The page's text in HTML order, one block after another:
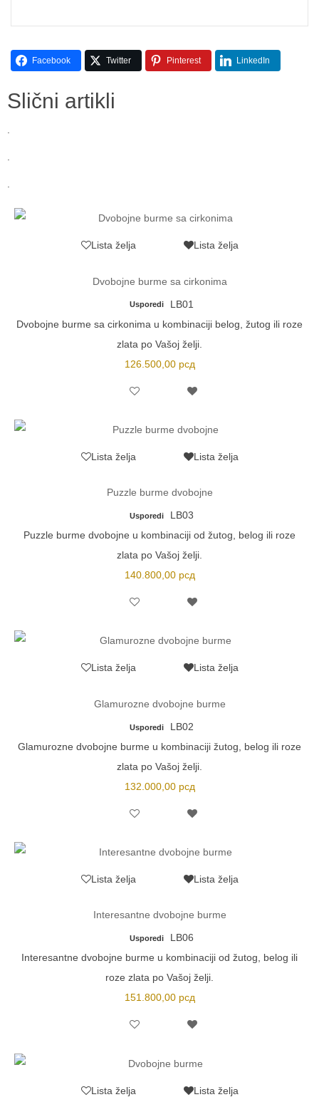
Facebook Twitter Pinterest LinkedIn
Slični artikli
.
.
.
Lista želja Lista želja
Dvobojne burme sa cirkonima
Usporedi
LB01
Dvobojne burme sa cirkonima u kombinaciji belog, žutog ili roze
zlata po Vašoj želji.
126.500,00 рсд
Lista želja Lista želja
Puzzle burme dvobojne
Usporedi
LB03
Puzzle burme dvobojne u kombinaciji od žutog, belog ili roze
zlata po Vašoj želji.
140.800,00 рсд
Lista želja Lista želja
Glamurozne dvobojne burme
Usporedi
LB02
Glamurozne dvobojne burme u kombinaciji žutog, belog ili roze
zlata po Vašoj želji.
132.000,00 рсд
Lista želja Lista želja
Interesantne dvobojne burme
Usporedi
LB06
Interesantne dvobojne burme u kombinaciji od žutog, belog ili
roze zlata po Vašoj želji.
151.800,00 рсд
Lista želja Lista želja